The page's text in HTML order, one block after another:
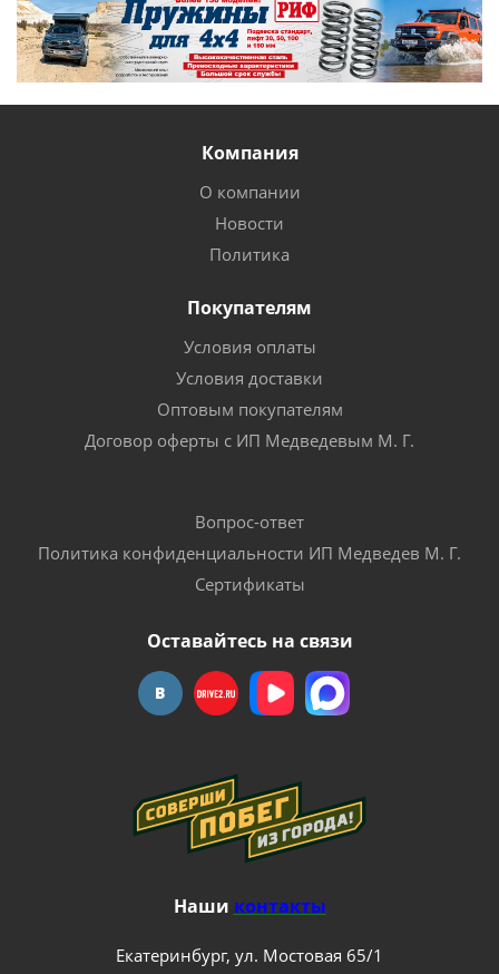
Компания
О компании
Новости
Политика
Покупателям
Условия оплаты
Условия доставки
Оптовым покупателям
Договор оферты с ИП Медведевым М. Г.
Вопрос-ответ
Политика конфиденциальности ИП Медведев М. Г.
Сертификаты
Оставайтесь на связи
Наши контакты
Екатеринбург, ул. Мостовая 65/1